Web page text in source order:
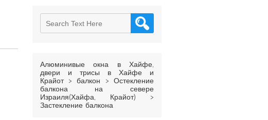
Алюминивые окна в Хайфе,
двери и трисы в Хайфе и
Крайот>балкон > Остекление
балкона на севере
Израиля(Хайфа, Крайот) >
Застекление балкона